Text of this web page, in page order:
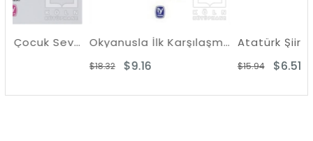
Şehirden Bir Çocuk Sevdin Yine Okyanusla İlk Karşılaşma
$9.16
Atatürk Şiirleri
$6.51